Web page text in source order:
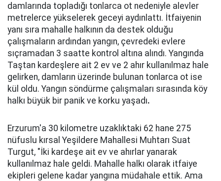
damlarında topladığı tonlarca ot nedeniyle alevler
metrelerce yükselerek geceyi aydınlattı. İtfaiyenin
yanı sıra mahalle halkının da destek olduğu
çalışmaların ardından yangın, çevredeki evlere
sıçramadan 3 saatte kontrol altına alındı. Yangında
Taştan kardeşlere ait 2 ev ve 2 ahır kullanılmaz hale
gelirken, damların üzerinde bulunan tonlarca ot ise
kül oldu. Yangın söndürme çalışmaları sırasında köy
halkı büyük bir panik ve korku yaşadı.
Erzurum'a 30 kilometre uzaklıktaki 62 hane 275
nüfuslu kırsal Yeşildere Mahallesi Muhtarı Suat
Turgut, "İki kardeşe ait ev ve ahırlar yanarak
kullanılmaz hale geldi. Mahalle halkı olarak itfaiye
ekipleri gelene kadar yangına müdahale ettik. Ama